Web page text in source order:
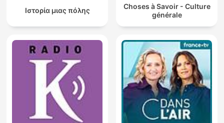
Ιστορία μιας πόλης
Choses à Savoir - Culture
générale